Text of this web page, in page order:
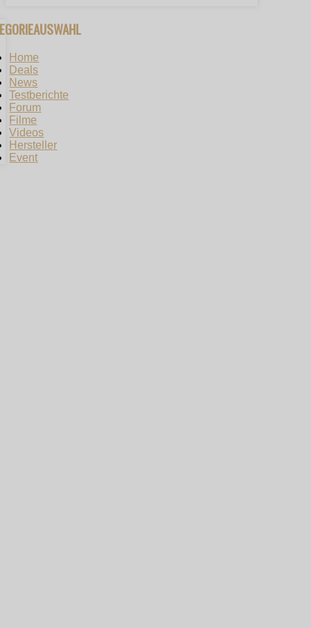
Home
Deals
News
Testberichte
Forum
Filme
Videos
Hersteller
Event